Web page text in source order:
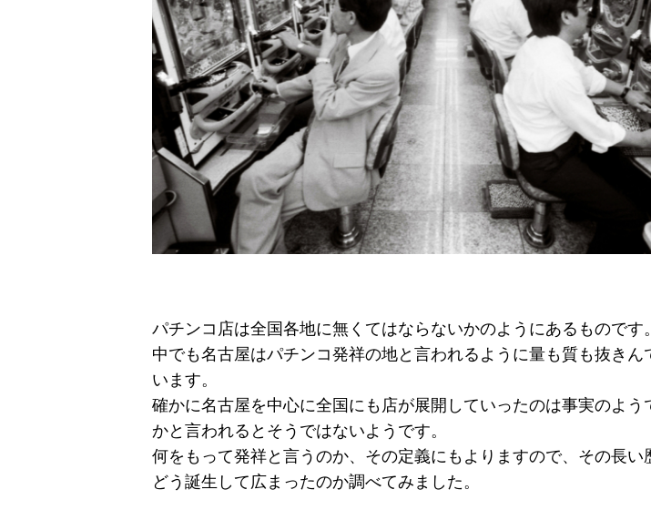
パチンコ店は全国各地に無くてはならないかのようにあるものです。
中でも名古屋はパチンコ発祥の地と言われるように量も質も抜きん
います。
確かに名古屋を中心に全国にも店が展開していったのは事実のよう
かと言われるとそうではないようです。
何をもって発祥と言うのか、その定義にもよりますので、その長い
どう誕生して広まったのか調べてみました。